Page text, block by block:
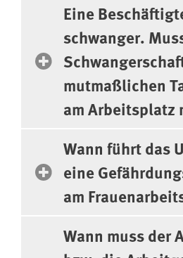
Eine
schwanger.
mutmaßlichen
am Arbeitsplatz
Wann führt das
eine
am
Wann muss der